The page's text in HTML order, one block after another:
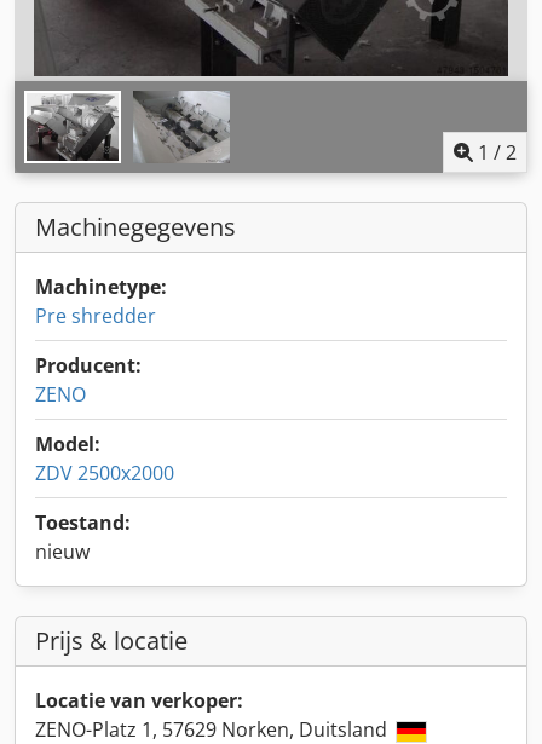
1 /2
Machinegegevens
Machinetype:
Pre shredder
Producent:
ZENO
Model:
ZDV 2500x2000
Toestand:
nieuw
Prijs & locatie
Locatie van verkoper:
ZENO-Platz 1, 57629 Norken, Duitsland